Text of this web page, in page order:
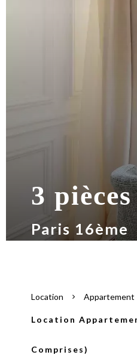
3
Paris 16ème
Location Appartement
Location
Comprises)